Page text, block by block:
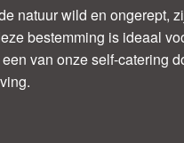
natuur wild en ongerept,
bestemming is ideaal
van onze self-catering